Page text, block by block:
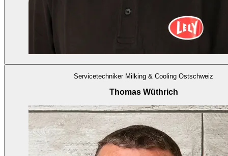
Servicetechniker Milking & Cooling Ostschweiz
Thomas Wüthrich